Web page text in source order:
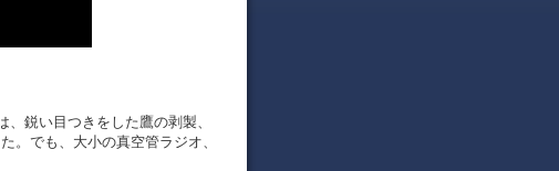
鋭い目つきをした鷹の剥製、
。でも、大小の真空管ラジオ、